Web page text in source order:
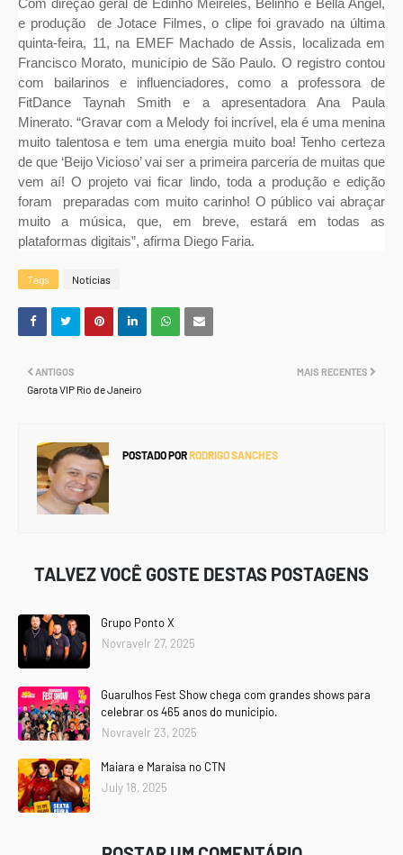
Com direção geral de Edinho Meireles, Belinho e Bella Angel,
e produção de Jotace Filmes, o clipe foi gravado na última
quinta-feira, 11, na EMEF Machado de Assis, localizada em
Francisco Morato, município de São Paulo. O registro contou
com bailarinos e influenciadores, como a professora de
FitDance Taynah Smith e a apresentadora Ana Paula
Minerato. “Gravar com a Melody foi incrível, ela é uma menina
muito talentosa e tem uma energia muito boa! Tenho certeza
de que ‘Beijo Vicioso’ vai ser a primeira parceria de muitas que
vem aí! O projeto vai ficar lindo, toda a produção e edição
foram preparadas com muito carinho! O público vai abraçar
muito a música, que, em breve, estará em todas as
plataformas digitais”, afirma Diego Faria.
Tags Notícias
MAIS RECENTES
ANTIGOS
Garota VIP Rio de Janeiro
POSTADO PORRODRIGO SANCHES
TALVEZ VOCÊ GOSTE DESTAS POSTAGENS
Grupo Ponto X
Novravelr 27, 2025
Guarulhos Fest Show chega com grandes shows para
celebrar os 465 anos do município.
Novravelr 23, 2025
Maiara e Maraisa no CTN
July 18, 2025